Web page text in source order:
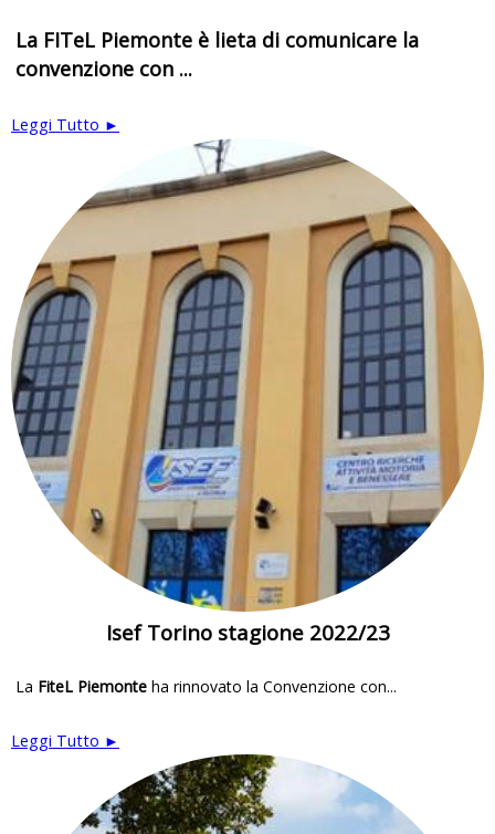
La FITeL Piemonte è lieta di comunicare la
convenzione con ...
Leggi Tutto ►
Isef Torino stagione 2022/23
La FiteL Piemonteha rinnovato la Convenzione con...
Leggi Tutto ►